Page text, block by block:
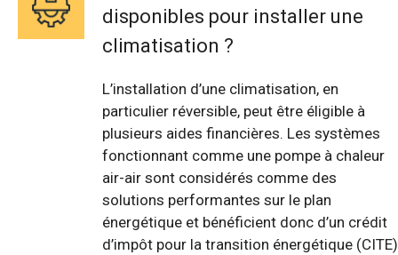
disponibles pour installer une
climatisation ?
L’installation d’une climatisation, en
particulier réversible, peut être éligible à
plusieurs aides financières. Les systèmes
fonctionnant comme une pompe à chaleur
air-air sont considérés comme des
solutions performantes sur le plan
énergétique et bénéficient donc d’un crédit
d’impôt pour la transition énergétique (CITE)